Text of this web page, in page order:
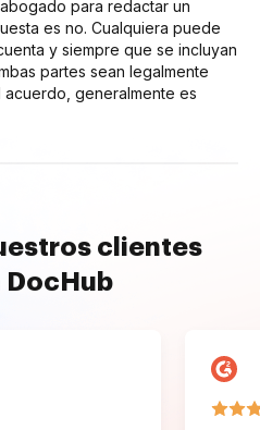
para redactar un
es no. Cualquiera puede
y siempre que se incluyan
partes sean legalmente
generalmente es
clientes
DocHub